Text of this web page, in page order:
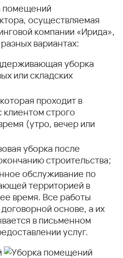
помещений
осуществляемая
компании «Ирида»,
вариантах:
уборка
или складских
проходит в
клиентом строго
(утро, вечер или
уборка после
строительства;
обслуживание по
территорией в
время. Все работы
основе, а их
в письменном
услуг.